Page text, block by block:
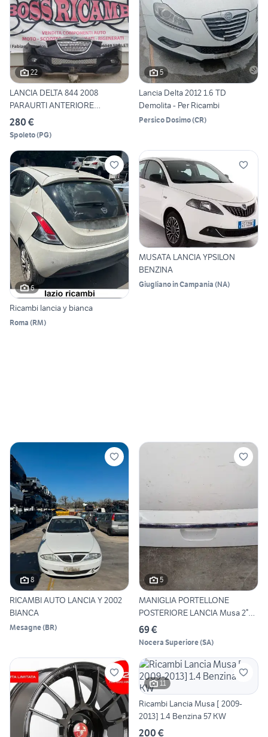
22
LANCIA DELTA 844 2008
PARAURTI ANTERIORE
COMPLETO
280 €
Spoleto(PG)
5
Lancia Delta 2012 1.6 TD
Demolita - Per Ricambi
Persico Dosimo(CR)
6
Ricambi lancia y bianca
Roma (RM)
MUSATA LANCIA YPSILON
BENZINA
Giugliano in Campania (NA)
8
RICAMBI AUTO LANCIA Y 2002
BIANCA
Mesagne(BR)
5
MANIGLIA PORTELLONE
POSTERIORE LANCIA Musa 2°
Ser
69 €
Nocera Superiore(SA)
11
Ricambi Lancia Musa [ 2009-
2013] 1.4 Benzina 57 KW
200 €